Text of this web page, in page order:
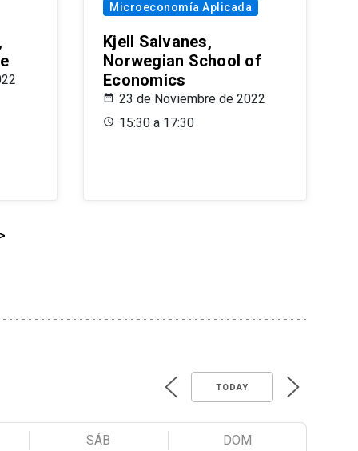
Microeconomía Aplicada
Kjell Salvanes,
Norwegian School of
Economics
23 de Noviembre de 2022
15:30 a 17:30
TODAY
SÁB DOM